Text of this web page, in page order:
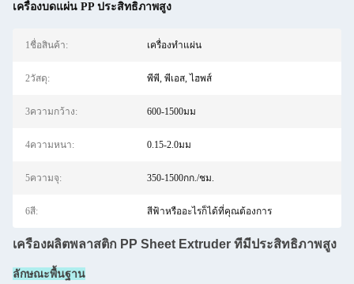
เครื่องบดแผ่น PP ประสิทธิภาพสูง
1ชื่อสินค้า: เครื่องทำแผ่น
2วัสดุ: พีพี, พีเอส, ไฮพส์
3ความกว้าง: 600-1500มม
4ความหนา: 0.15-2.0มม
5ความจุ: 350-1500กก./ชม.
6สี: สีฟ้าหรืออะไรก็ได้ที่คุณต้องการ
เครื่องผลิตพลาสติก PP Sheet Extruder ที่มีประสิทธิภาพสูง
ลักษณะพื้นฐาน